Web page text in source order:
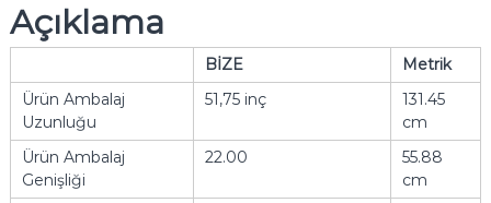
Açıklama
BİZE
Metrik
Ürün Ambalaj
Uzunluğu
51,75 inç
131.45
cm
Ürün Ambalaj
Genişliği
22.00
55.88
cm